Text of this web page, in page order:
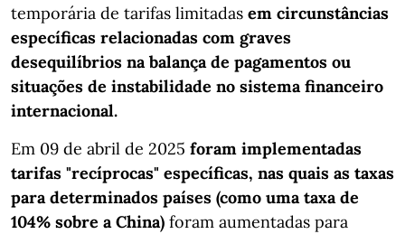
temporária de tarifas limitadas em circunstâncias
específicas relacionadas com graves
desequilíbrios na balança de pagamentos ou
situações de instabilidade no sistema financeiro
internacional.
Em 09 de abril de 2025 foram implementadas
tarifas "recíprocas" específicas, nas quais as taxas
para determinados países (como uma taxa de
104% sobre a China) foram aumentadas para